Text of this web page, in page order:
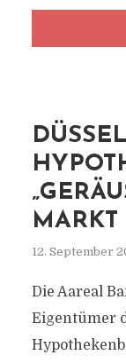
12. September
Die Aareal
Eigentümer